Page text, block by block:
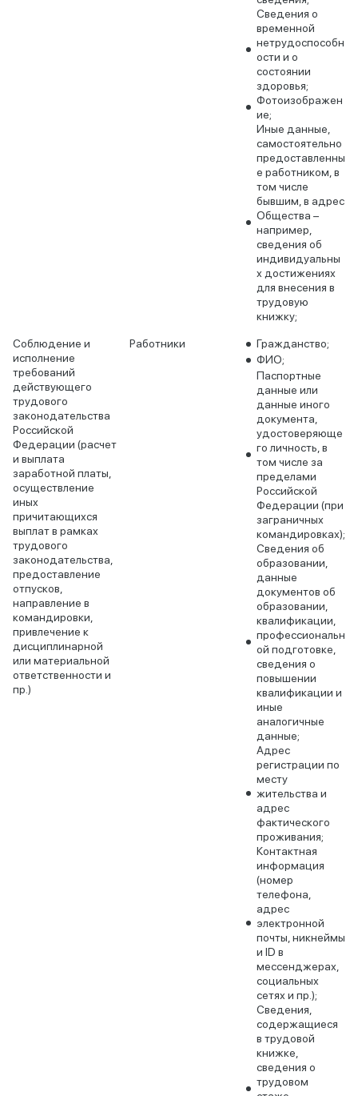
Сведения о
временной
нетрудоспособн
ости и о
состоянии
здоровья;
Фотоизображен
ие;
Иные данные,
самостоятельно
предоставленны
е работником, в
том числе
бывшим, в адрес
Общества –
например,
сведения об
индивидуальны
х достижениях
для внесения в
трудовую
книжку;
Соблюдение и
исполнение
требований
действующего
трудового
законодательства
Российской
Федерации (расчет
и выплата
заработной платы,
осуществление
иных
причитающихся
выплат в рамках
трудового
законодательства,
предоставление
отпусков,
направление в
командировки,
привлечение к
дисциплинарной
или материальной
ответственности и
пр.)
Работники
Гражданство;
ФИО;
Паспортные
данные или
данные иного
документа,
удостоверяюще
го личность, в
том числе за
пределами
Российской
Федерации (при
заграничных
командировках);
Сведения об
образовании,
данные
документов об
образовании,
квалификации,
профессиональн
ой подготовке,
сведения о
повышении
квалификации и
иные
аналогичные
данные;
Адрес
регистрации по
месту
жительства и
адрес
фактического
проживания;
Контактная
информация
(номер
телефона,
адрес
электронной
почты, никнеймы
и ID в
мессенджерах,
социальных
сетях и пр.);
Сведения,
содержащиеся
в трудовой
книжке,
сведения о
трудовом